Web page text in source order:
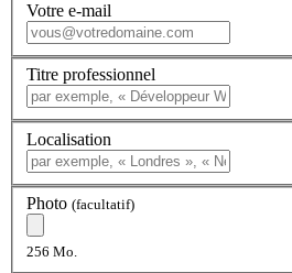
Votre e-mail
Titre professionnel
Localisation
Photo (facultatif)
256 Mo.